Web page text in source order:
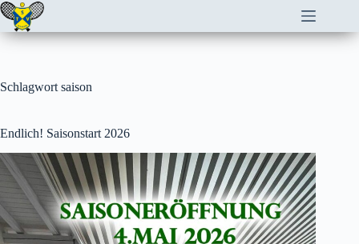
Zum
Inhalt
springen
Schlagwort saison
Endlich! Saisonstart 2026